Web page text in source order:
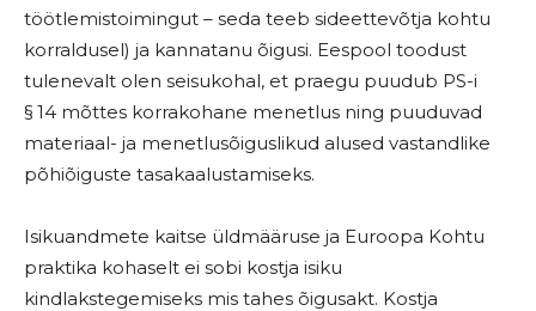
töötlemistoimingut – seda teeb sideettevõtja kohtu
korraldusel) ja kannatanu õigusi. Eespool toodust
tulenevalt olen seisukohal, et praegu puudub PS-i
§ 14 mõttes korrakohane menetlus ning puuduvad
materiaal- ja menetlusõiguslikud alused vastandlike
põhiõiguste tasakaalustamiseks.
Isikuandmete kaitse üldmääruse ja Euroopa Kohtu
praktika kohaselt ei sobi kostja isiku
kindlakstegemiseks mis tahes õigusakt. Kostja